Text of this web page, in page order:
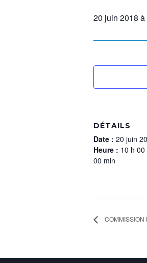
20 juin 2018
DÉTAILS
Date : 20 juin
Heure : 10 h
00 min
COMMISSION